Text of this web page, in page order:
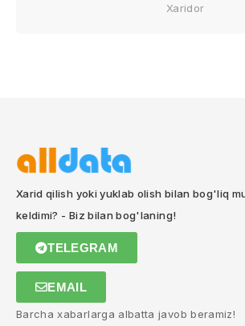
Xaridor
Xarid qilish yoki yuklab olish bilan bog'liq
keldimi? - Biz bilan bog'laning!
TELEGRAM
EMAIL
Barcha xabarlarga albatta javob beramiz!